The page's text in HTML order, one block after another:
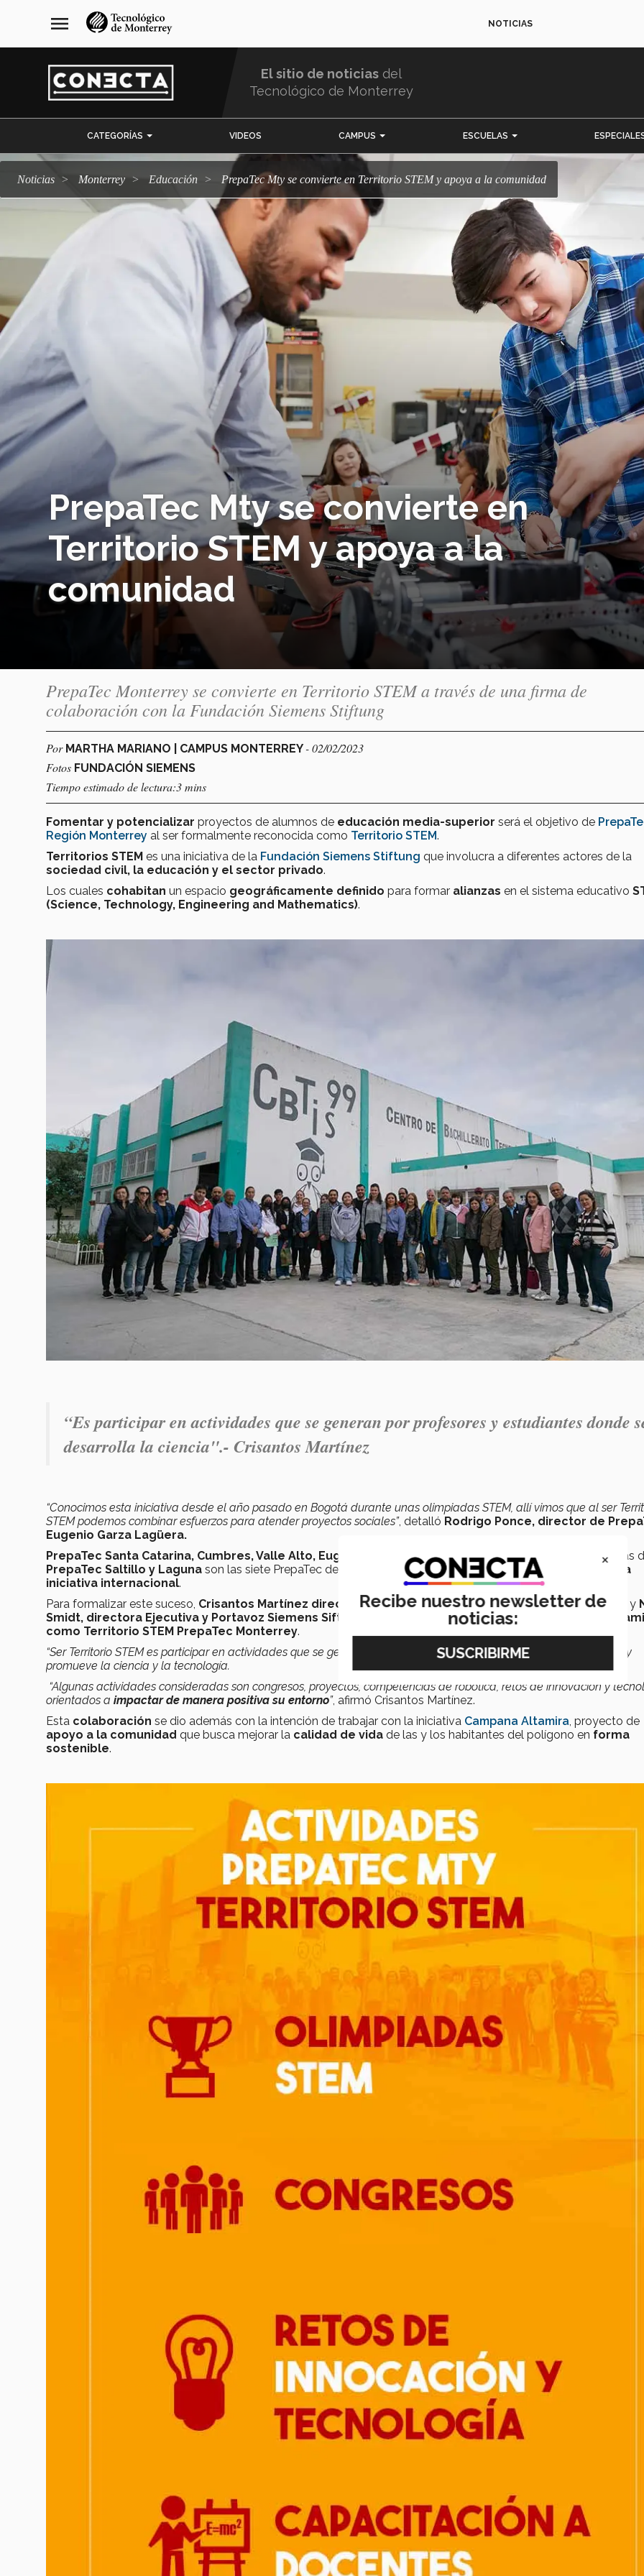
navegación
principal
menu NOTICIAS
El sitio de noticias del
Tecnológico de Monterrey
CATEGORÍAS VIDEOS CAMPUS ESCUELAS
Noticias Monterrey Educación PrepaTec Mty se convierte en Territorio STEM y apoya a la comunidad
PrepaTec Mty se convierte en
Territorio STEM y apoya a la
comunidad
PrepaTec Monterrey se convierte en Territorio STEM a través de una firma de
colaboración con la Fundación Siemens Stiftung
Por MARTHA MARIANO | CAMPUS MONTERREY- 02/02/2023
Fotos FUNDACIÓN SIEMENS
Tiempo estimado de lectura:3 mins
Fomentar y potencializar proyectos de alumnos de educación media-superior será el objetivo de
Región Monterrey al ser formalmente reconocida como Territorio STEM.
Territorios STEM es una iniciativa de la Fundación Siemens Stiftung que involucra a diferentes actores de la
sociedad civil, la educación y el sector privado.
Los cuales cohabitan un espacio geográficamente definido para formar alianzas en el sistema educativo
(Science, Technology, Engineering and Mathematics).
“Es participar en actividades que se generan por profesores y estudiantes donde
desarrolla la ciencia".- Crisantos Martínez
“Conocimos esta iniciativa desde el año pasado en Bogotá durante unas olimpiadas STEM, allí vimos que al ser
STEM podemos combinar esfuerzos para atender proyectos sociales”, detalló Rodrigo Ponce, director de
Eugenio Garza Lagüera.
PrepaTec Santa Catarina, Cumbres, Valle Alto, Eugenio Garza Saday Eugenio Garza Lagüera
, además
PrepaTec Saltillo y Laguna son las siete PrepaTec de la región Monterrey que ahoraforman parte de esta
iniciativa internacional.
Para formalizar este suceso, Crisantos Martínez director Región Monterrey y PrepaTec Santa Catarina y
Smidt, directora Ejecutiva y Portavoz Siemens Siftung
firmaron un acuerdo donde se declaró el
como Territorio STEM PrepaTec Monterrey.
“Ser Territorio STEM es participar en actividades que se generan por profesores y estudiantes donde se desarrolla y
promueve la ciencia y la tecnología.
“Algunas actividades consideradas son congresos, proyectos, competencias de robótica, retos de innovación y
orientados a impactar de manera positiva su entorno”, afirmó Crisantos Martínez.
Esta colaboración se dio además con la intención de trabajar con la iniciativa Campana Altamira, proyecto de
apoyo a la comunidad que busca mejorar la calidad de vida de las y los habitantes del polígono en forma
sostenible.
×
Recibe nuestro newsletter de
noticias: